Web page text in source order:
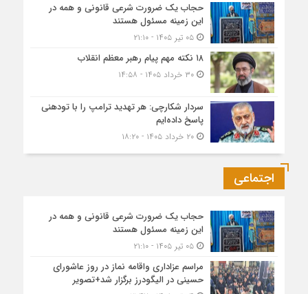
حجاب یک ضرورت شرعی قانونی و همه در
این زمینه مسئول هستند
۰۵ تیر ۱۴۰۵ - ۲۱:۱۰
۱۸ نکته مهم پیام رهبر معظم انقلاب
۳۰ خرداد ۱۴۰۵ - ۱۴:۵۸
سردار شکارچی: هر تهدید ترامپ را با تودهنی
پاسخ داده‌ایم
۲۰ خرداد ۱۴۰۵ - ۱۸:۲۰
اجتماعی
حجاب یک ضرورت شرعی قانونی و همه در
این زمینه مسئول هستند
۰۵ تیر ۱۴۰۵ - ۲۱:۱۰
مراسم عزاداری واقامه نماز در روز عاشورای
حسینی در الیگودرز برگزار شد+تصویر